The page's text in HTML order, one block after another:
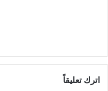
اترك تعليقاً